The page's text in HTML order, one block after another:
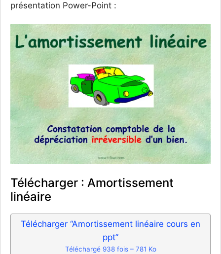
présentation Power-Point :
Télécharger : Amortissement
linéaire
Télécharger “Amortissement linéaire cours en
ppt”
Téléchargé 938 fois – 781 Ko